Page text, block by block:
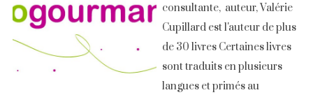
consultante, auteur, Valérie
Cupillard est l'auteur de plus
de 30 livres Certaines livres
sont traduits en plusieurs
langues et primés au